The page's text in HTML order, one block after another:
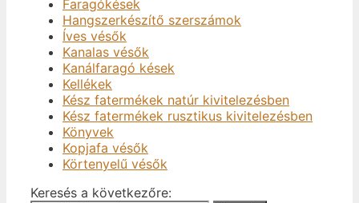
Faragókések
Hangszerkészítő szerszámok
Íves vésők
Kanalas vésők
Kanálfaragó kések
Kellékek
Kész fatermékek natúr kivitelezésben
Kész fatermékek rusztikus kivitelezésben
Könyvek
Kopjafa vésők
Körtenyelű vésők
Keresés a következőre: